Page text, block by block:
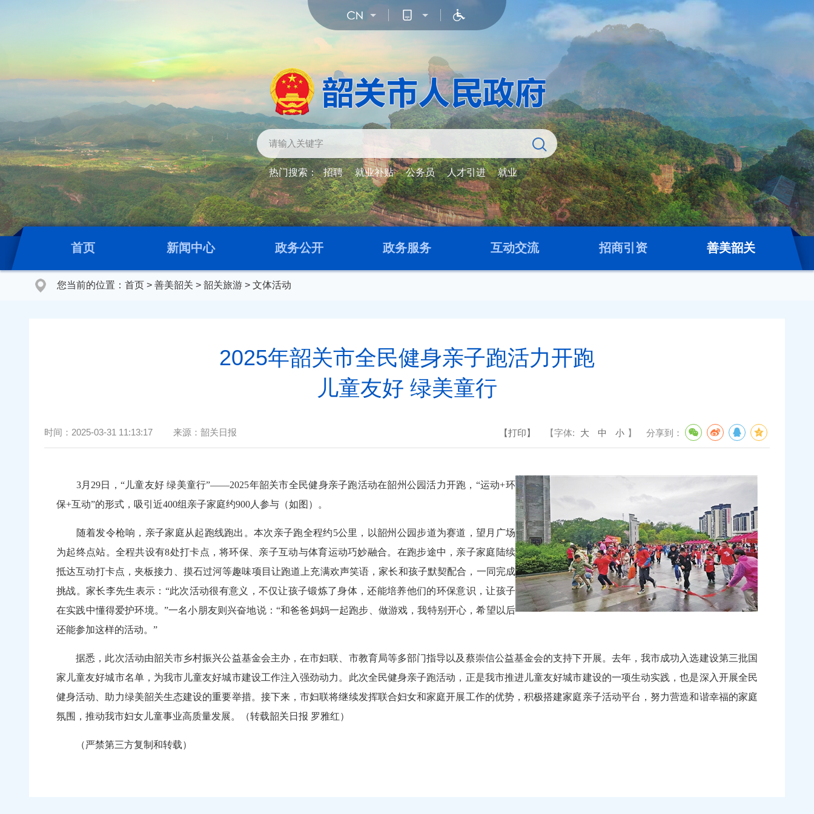
热门搜索： 招聘 就业补贴 公务员 人才引进 就业
首页 新闻中心 政务公开 政务服务 互动交流 招商引资 善美韶关
您当前的位置： 首页 > 善美韶关 > 韶关旅游 > 文体活动
2025年韶关市全民健身亲子跑活力开跑
儿童友好 绿美童行
时间： 2025-03-31 11:13:17 来源： 韶关日报 【打印】 【字体: 大 中 小 】 分享到：
3月29日，“儿童友好 绿美童行”——2025年韶关市全民健身亲子跑活动在韶州公园活力开跑，“运动+环
保+互动”的形式，吸引近400组亲子家庭约900人参与（如图）。
随着发令枪响，亲子家庭从起跑线跑出。本次亲子跑全程约5公里，以韶州公园步道为赛道，望月广场
为起终点站。全程共设有8处打卡点，将环保、亲子互动与体育运动巧妙融合。在跑步途中，亲子家庭陆续
抵达互动打卡点，夹板接力、摸石过河等趣味项目让跑道上充满欢声笑语，家长和孩子默契配合，一同完成
挑战。家长李先生表示：“此次活动很有意义，不仅让孩子锻炼了身体，还能培养他们的环保意识，让孩子
在实践中懂得爱护环境。”一名小朋友则兴奋地说：“和爸爸妈妈一起跑步、做游戏，我特别开心，希望以后
还能参加这样的活动。”
据悉，此次活动由韶关市乡村振兴公益基金会主办，在市妇联、市教育局等多部门指导以及蔡崇信公益基金会的支持下开展。去年，我市成功入选建设第三批国
家儿童友好城市名单，为我市儿童友好城市建设工作注入强劲动力。此次全民健身亲子跑活动，正是我市推进儿童友好城市建设的一项生动实践，也是深入开展全民
健身活动、助力绿美韶关生态建设的重要举措。接下来，市妇联将继续发挥联合妇女和家庭开展工作的优势，积极搭建家庭亲子活动平台，努力营造和谐幸福的家庭
氛围，推动我市妇女儿童事业高质量发展。（转载韶关日报 罗雅红）
（严禁第三方复制和转载）